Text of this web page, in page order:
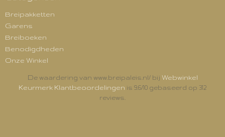
Breipakketten
Garens
Breiboeken
Benodigdheden
Onze Winkel
De waardering van www.breipaleis.nl/ bij Webwinkel
Keurmerk Klantbeoordelingen is 9.6/10 gebaseerd op 312
reviews.